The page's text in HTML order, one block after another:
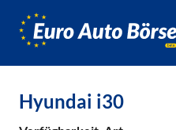
Hyundai i30